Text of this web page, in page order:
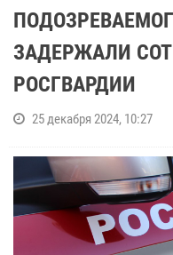
ЗАДЕРЖАЛИ
РОСГВАРДИИ
25 декабря 2024, 10:27